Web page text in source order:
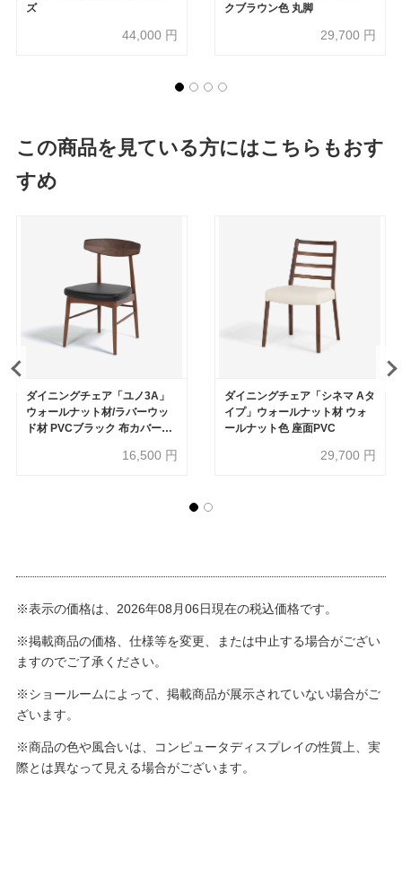
ズ
44,000 円
クブラウン色 丸脚
29,700 円
この商品を見ている方にはこちらもおす
すめ
ダイニングチェア「ユノ3A」
ウォールナット材/ラバーウッ
ド材 PVCブラック 布カバー全
16,500 円
ダイニングチェア「シネマ Aタ
イプ」ウォールナット材 ウォ
ールナット色 座面PVC
29,700 円
※表示の価格は、2026年08月06日現在の税込価格です。
※掲載商品の価格、仕様等を変更、または中止する場合がござい
ますのでご了承ください。
※ショールームによって、掲載商品が展示されていない場合がご
ざいます。
※商品の色や風合いは、コンピュータディスプレイの性質上、実
際とは異なって見える場合がございます。